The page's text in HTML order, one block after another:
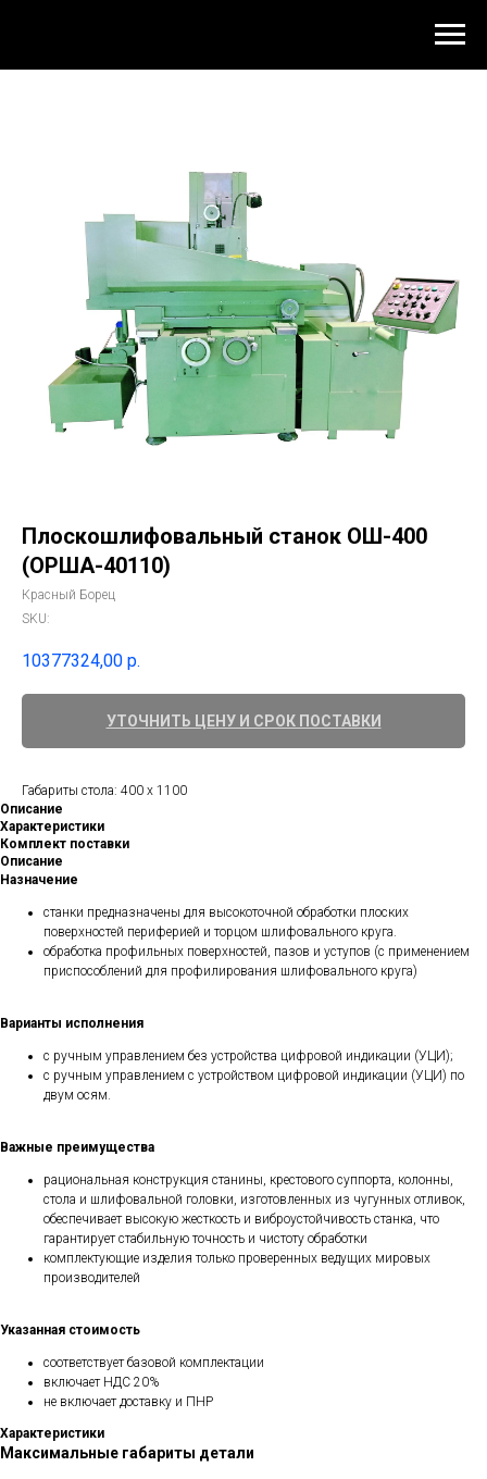
Плоскошлифовальный станок ОШ-400
(ОРША-40110)
Красный Борец
SKU:
10377324,00 р.
УТОЧНИТЬ ЦЕНУ И СРОК ПОСТАВКИ
Габариты стола: 400 х 1100
Описание
Характеристики
Комплект поставки
Описание
Назначение
станки предназначены для высокоточной обработки плоских
поверхностей периферией и торцом шлифовального круга.
обработка профильных поверхностей, пазов и уступов (с применением
приспособлений для профилирования шлифовального круга)
Варианты исполнения
с ручным управлением без устройства цифровой индикации (УЦИ);
с ручным управлением с устройством цифровой индикации (УЦИ) по
двум осям.
Важные преимущества
рациональная конструкция станины, крестового суппорта, колонны,
стола и шлифовальной головки, изготовленных из чугунных отливок,
обеспечивает высокую жесткость и виброустойчивость станка, что
гарантирует стабильную точность и чистоту обработки
комплектующие изделия только проверенных ведущих мировых
производителей
Указанная стоимость
соответствует базовой комплектации
включает НДС 20%
не включает доставку и ПНР
Характеристики
Максимальные габариты детали